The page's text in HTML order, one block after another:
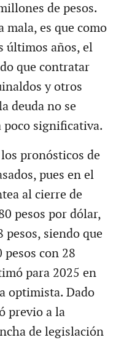
de pesos.
mala, es que como
últimos años, el
que contratar
y otros
deuda no se
poco significativa.
pronósticos de
pues en el
al cierre de
pesos por dólar,
pesos, siendo que
pesos con 28
para 2025 en
optimista. Dado
previo a la
de legislación